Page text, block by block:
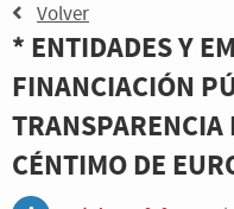
Volver
* ENTIDADES Y
FINANCIACIÓN
TRANSPARENCIA
CÉNTIMO DE